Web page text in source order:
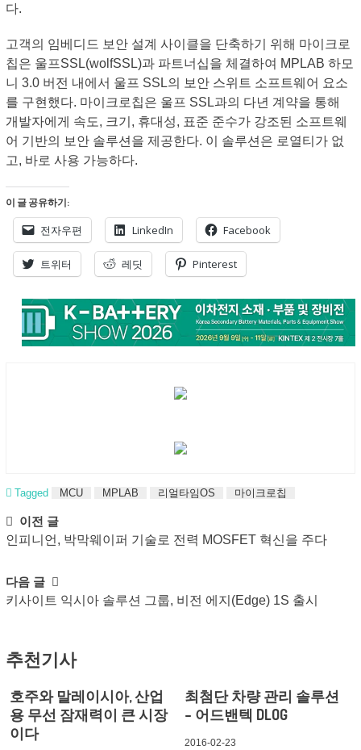
다.
고객의 임베디드 보안 설계 사이클을 단축하기 위해 마이크로
칩은 울프SSL(wolfSSL)과 파트너십을 체결하여 MPLAB 하모
니 3.0 버전 내에서 울프 SSL의 보안 스위트 소프트웨어 요소
를 구현했다. 마이크로칩은 울프 SSL과의 다년 계약을 통해
개발자에게 속도, 크기, 휴대성, 표준 준수가 강조된 소프트웨
어 기반의 보안 솔루션을 제공한다. 이 솔루션은 로열티가 없
고, 바로 사용 가능하다.
이 글 공유하기:
전자우편 LinkedIn Facebook
트위터 레딧 Pinterest
Tagged MCU MPLAB 리얼타임OS 마이크로칩
Post
navigation
이전 글
인피니언, 박막웨이퍼 기술로 전력 MOSFET 혁신을 주다
다음 글
키사이트 익시아 솔루션 그룹, 비전 에지(Edge) 1S 출시
추천기사
호주와 말레이시아, 산업
용 무선 잠재력이 큰 시장
이다
최첨단 차량 관리 솔루션
– 어드밴텍 DLOG
2016-02-23